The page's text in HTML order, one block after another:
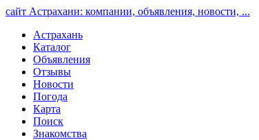
сайт Астрахани: компании, объявления, новости, ...
Астрахань
Каталог
Объявления
Отзывы
Новости
Погода
Карта
Поиск
Знакомства